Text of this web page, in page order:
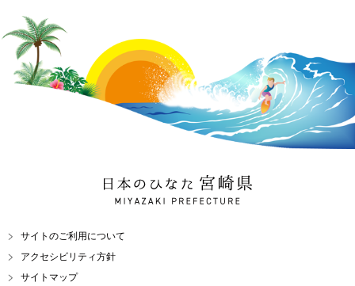
日本のひなた 宮崎県
MIYAZAKI PREFECTURE
サイトのご利用について
アクセシビリティ方針
サイトマップ